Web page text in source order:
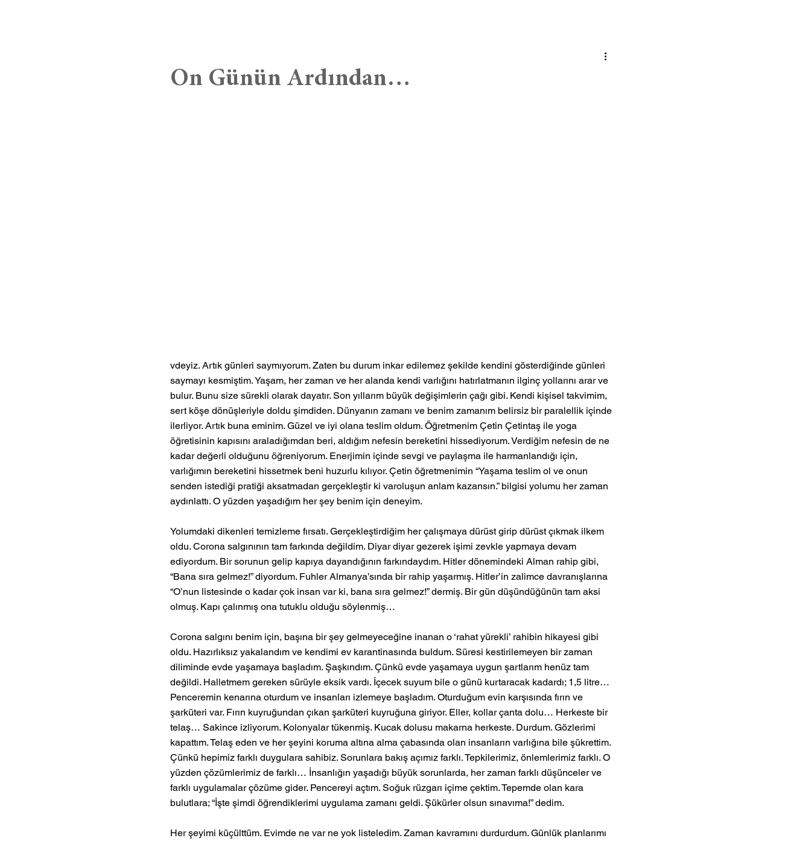
On Günün Ardından…
vdeyiz. Artık günleri saymıyorum. Zaten bu durum inkar edilemez şekilde kendini gösterdiğinde günleri
saymayı kesmiştim. Yaşam, her zaman ve her alanda kendi varlığını hatırlatmanın ilginç yollarını arar ve
bulur. Bunu size sürekli olarak dayatır. Son yıllarım büyük değişimlerin çağı gibi. Kendi kişisel takvimim,
sert köşe dönüşleriyle doldu şimdiden. Dünyanın zamanı ve benim zamanım belirsiz bir paralellik içinde
ilerliyor. Artık buna eminim. Güzel ve iyi olana teslim oldum. Öğretmenim Çetin Çetintaş ile yoga
öğretisinin kapısını araladığımdan beri, aldığım nefesin bereketini hissediyorum. Verdiğim nefesin de ne
kadar değerli olduğunu öğreniyorum. Enerjimin içinde sevgi ve paylaşma ile harmanlandığı için,
varlığımın bereketini hissetmek beni huzurlu kılıyor. Çetin öğretmenimin “Yaşama teslim ol ve onun
senden istediği pratiği aksatmadan gerçekleştir ki varoluşun anlam kazansın.” bilgisi yolumu her zaman
aydınlattı. O yüzden yaşadığım her şey benim için deneyim.
Yolumdaki dikenleri temizleme fırsatı. Gerçekleştirdiğim her çalışmaya dürüst girip dürüst çıkmak ilkem
oldu. Corona salgınının tam farkında değildim. Diyar diyar gezerek işimi zevkle yapmaya devam
ediyordum. Bir sorunun gelip kapıya dayandığının farkındaydım. Hitler dönemindeki Alman rahip gibi,
“Bana sıra gelmez!” diyordum. Fuhler Almanya’sında bir rahip yaşarmış. Hitler’in zalimce davranışlarına
“O’nun listesinde o kadar çok insan var ki, bana sıra gelmez!” dermiş. Bir gün düşündüğünün tam aksi
olmuş. Kapı çalınmış ona tutuklu olduğu söylenmiş…
Corona salgını benim için, başına bir şey gelmeyeceğine inanan o ‘rahat yürekli’ rahibin hikayesi gibi
oldu. Hazırlıksız yakalandım ve kendimi ev karantinasında buldum. Süresi kestirilemeyen bir zaman
diliminde evde yaşamaya başladım. Şaşkındım. Çünkü evde yaşamaya uygun şartlarım henüz tam
değildi. Halletmem gereken sürüyle eksik vardı. İçecek suyum bile o günü kurtaracak kadardı; 1,5 litre…
Penceremin kenarına oturdum ve insanları izlemeye başladım. Oturduğum evin karşısında fırın ve
şarküteri var. Fırın kuyruğundan çıkan şarküteri kuyruğuna giriyor. Eller, kollar çanta dolu… Herkeste bir
telaş… Sakince izliyorum. Kolonyalar tükenmiş. Kucak dolusu makarna herkeste. Durdum. Gözlerimi
kapattım. Telaş eden ve her şeyini koruma altına alma çabasında olan insanların varlığına bile şükrettim.
Çünkü hepimiz farklı duygulara sahibiz. Sorunlara bakış açımız farklı. Tepkilerimiz, önlemlerimiz farklı. O
yüzden çözümlerimiz de farklı… İnsanlığın yaşadığı büyük sorunlarda, her zaman farklı düşünceler ve
farklı uygulamalar çözüme gider. Pencereyi açtım. Soğuk rüzgarı içime çektim. Tepemde olan kara
bulutlara; “İşte şimdi öğrendiklerimi uygulama zamanı geldi. Şükürler olsun sınavıma!” dedim.
Her şeyimi küçülttüm. Evimde ne var ne yok listeledim. Zaman kavramını durdurdum. Günlük planlarımı